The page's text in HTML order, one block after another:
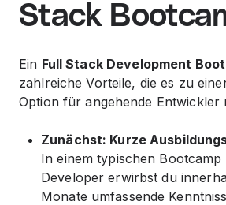
Stack
Ein Full Stack Development
zahlreiche Vorteile, die es zu
Option für angehende Entwickler
Zunächst: Kurze
In einem typischen Bootcamp
Developer erwirbst du
Monate umfassende